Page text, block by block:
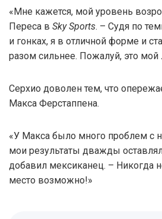
«Мне кажется, мой уровень
Переса в Sky Sports. – Судя по
и гонках, я в отличной форме и
разом сильнее. Пожалуй, это мой
Серхио доволен тем, что
Макса Ферстаппена.
«У Макса было много проблем с
мои результаты дважды
добавил мексиканец. – Никогда
место возможно!»